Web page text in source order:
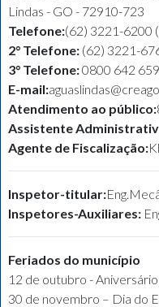
Lindas - GO - 72910-723
Telefone:(62) 3221-6200
2° Telefone:(62) 3221-
3° Telefone:0800 642
E-mail:
Atendimento ao público:
Assistente
Agente de Fiscalização:
Inspetor-titular:
Inspetores-Auxiliares:
Feriados do município
12 de outubro -
30 de novembro – Dia do